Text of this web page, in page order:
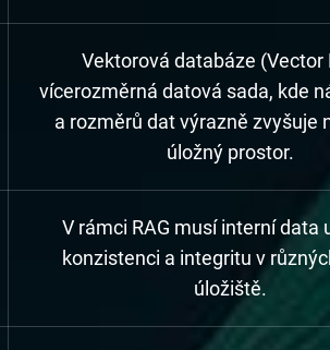
Vektorová databáze (Vector
vícerozměrná datová sada, kde
a rozměrů dat výrazně zvyšuje
úložný prostor.
V rámci RAG musí interní data
konzistenci a integritu v
úložiště.